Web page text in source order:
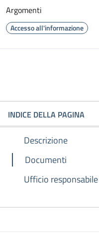
Argomenti
Accesso all'informazione
INDICE DELLA PAGINA
Descrizione
Documenti
Ufficio responsabile